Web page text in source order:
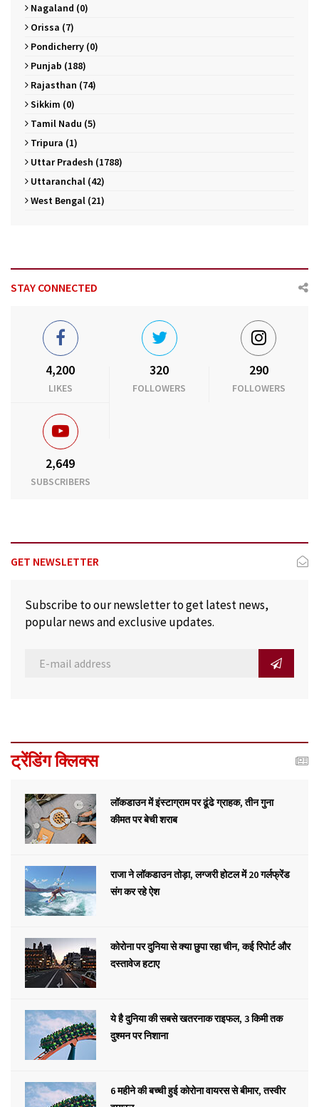
Nagaland (0)
Orissa (7)
Pondicherry (0)
Punjab (188)
Rajasthan (74)
Sikkim (0)
Tamil Nadu (5)
Tripura (1)
Uttar Pradesh (1788)
Uttaranchal (42)
West Bengal (21)
STAY CONNECTED
4,200
LIKES
320
FOLLOWERS
290
FOLLOWERS
2,649
SUBSCRIBERS
GET NEWSLETTER
Subscribe to our newsletter to get latest news,
popular news and exclusive updates.
ट्रेंडिंग क्लिक्स
लॉकडाउन में इंस्टाग्राम पर ढूंढे ग्राहक, तीन गुना
कीमत पर बेची शराब
राजा ने लॉकडाउन तोड़ा, लग्जरी होटल में 20 गर्लफ्रेंड
संग कर रहे ऐश
कोरोना पर दुनिया से क्या छुपा रहा चीन, कई रिपोर्ट और
दस्तावेज हटाए
ये है दुनिया की सबसे खतरनाक राइफल, 3 किमी तक
दुश्मन पर निशाना
6 महीने की बच्ची हुई कोरोना वायरस से बीमार, तस्वीर